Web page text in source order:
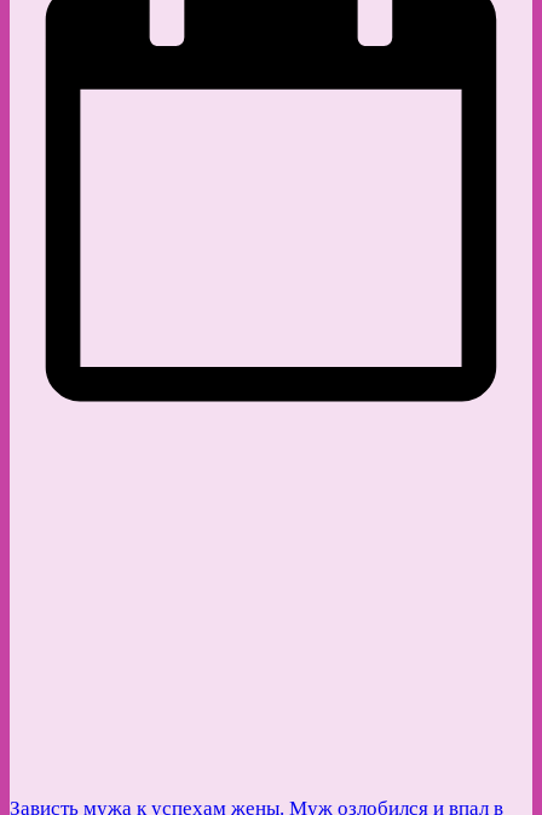
Зависть мужа к успехам жены. Муж озлобился и впал в